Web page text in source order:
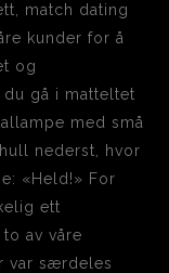
match dating
kunder for å
og
du gå i matteltet
med små
nederst, hvor
«Held!» For
ett
av våre
var særdeles